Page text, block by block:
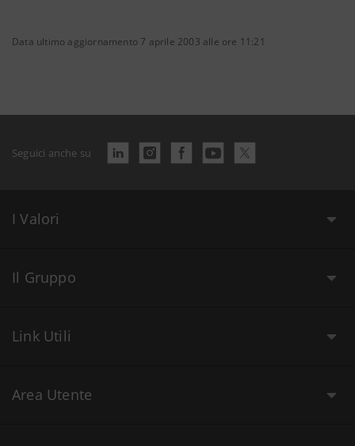
Data ultimo aggiornamento 7 aprile 2003 alle ore 11:21
Seguici anche su
I Valori
Il Gruppo
Link Utili
Area Utente